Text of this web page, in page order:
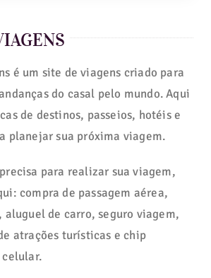
é um site de viagens criado para
do casal pelo mundo. Aqui
de destinos, passeios, hotéis e
planejar sua próxima viagem.
para realizar sua viagem,
compra de passagem aérea,
aluguel de carro, seguro viagem,
atrações turísticas e chip